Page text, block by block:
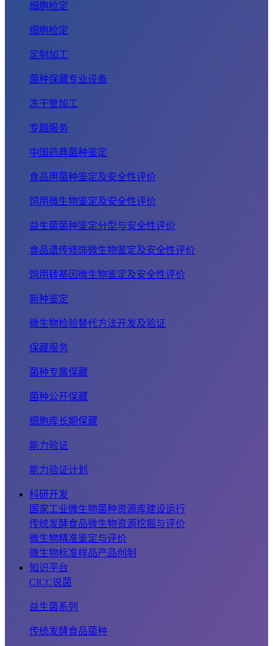
细胞检定
细胞检定
定制加工
菌种保藏专业设备
冻干管加工
专题服务
中国药典菌种鉴定
食品用菌种鉴定及安全性评价
饲用微生物鉴定及安全性评价
益生菌菌种鉴定分型与安全性评价
食品遗传修饰微生物鉴定及安全性评价
饲用转基因微生物鉴定及安全性评价
新种鉴定
微生物检验替代方法开发及验证
保藏服务
菌种专属保藏
菌种公开保藏
细胞库长期保藏
能力验证
能力验证计划
科研开发
国家工业微生物菌种资源库建设运行
传统发酵食品微生物资源挖掘与评价
微生物精准鉴定与评价
微生物标准样品产品创制
知识平台
CICC说菌
益生菌系列
传统发酵食品菌种